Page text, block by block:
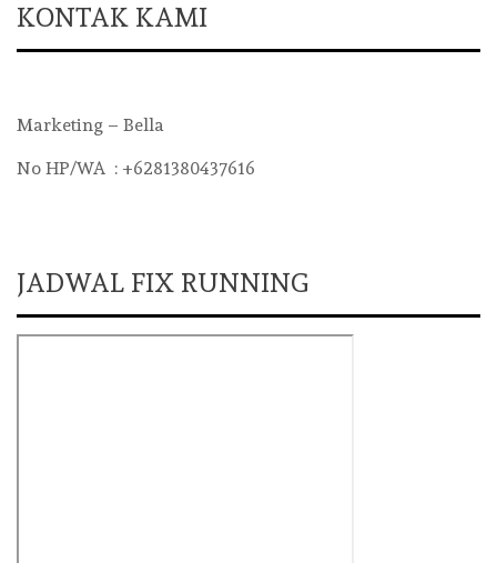
KONTAK KAMI
Marketing – Bella
No HP/WA : +6281380437616
JADWAL FIX RUNNING